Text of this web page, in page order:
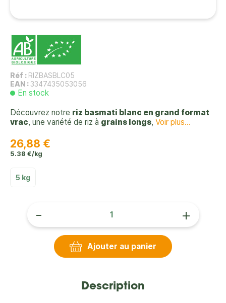
Réf : RIZBASBLC05
EAN : 3347435053056
En stock
Découvrez notre riz basmati blanc en grand format
vrac, une variété de riz à grains longs, Voir plus...
26,88 €
5.38 €/kg
5 kg
- +
Ajouter au panier
Description